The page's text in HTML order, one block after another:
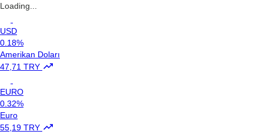
Loading...
USD
0.18%
Amerikan Doları
47,71 TRY
EURO
0.32%
Euro
55,19 TRY